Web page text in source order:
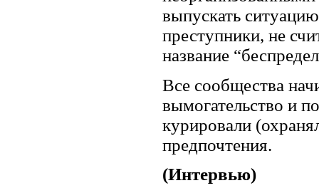
выпускать
преступники, не
название
Все сообщества
вымогательство и
курировали
предпочтения.
(Интервью)